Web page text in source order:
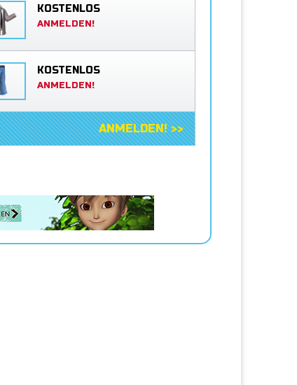
KOSTENLOS
ANMELDEN!
KOSTENLOS
ANMELDEN!
ANMELDEN! >>